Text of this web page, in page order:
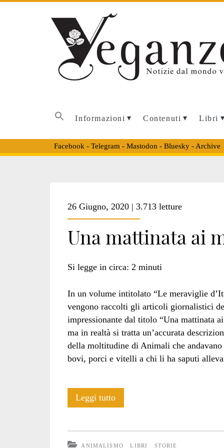
Informazioni Contenuti Libri
Facebook - Telegram - Mastodon - Bluesky- Archive
26 Giugno, 2020 | 3.713 letture
Una mattinata ai
Si legge in circa: 2 minuti
In un volume intitolato “Le meraviglie
vengono raccolti gli articoli giornalistici
impressionante dal titolo “Una mattinata
ma in realtà si tratta un’accurata
della moltitudine di Animali che
bovi, porci e vitelli a chi li ha saputi
Leggi tuttoUna
ANIMALISMO LIBRI STORIE